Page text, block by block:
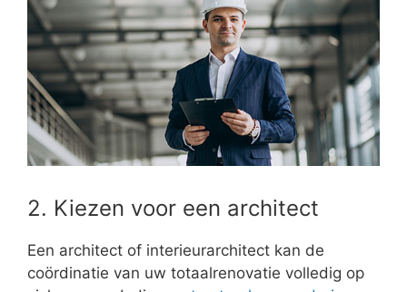
2. Kiezen voor een architect
Een architect of interieurarchitect kan de
coördinatie van uw totaalrenovatie volledig op